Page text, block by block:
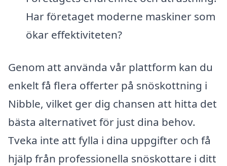
Har företaget moderne maskiner som
ökar effektiviteten?
Genom att använda vår plattform kan du
enkelt få flera offerter på snöskottning i
Nibble, vilket ger dig chansen att hitta det
bästa alternativet för just dina behov.
Tveka inte att fylla i dina uppgifter och få
hjälp från professionella snöskottare i ditt